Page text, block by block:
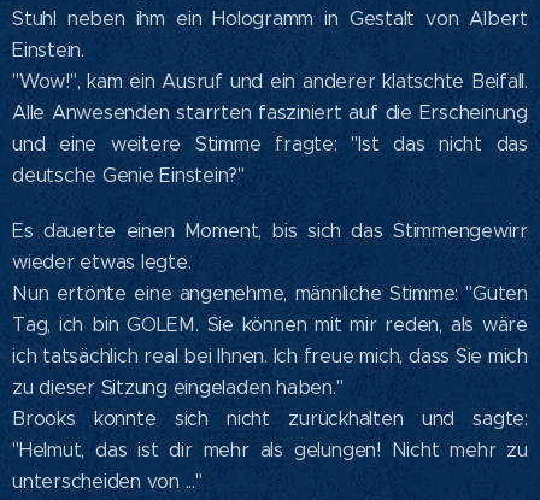
Stuhl neben ihm ein Hologramm in Gestalt von Albert
Einstein.
"Wow!", kam ein Ausruf und ein anderer klatschte Beifall.
Alle Anwesenden starrten fasziniert auf die Erscheinung
und eine weitere Stimme fragte: "Ist das nicht das
deutsche Genie Einstein?"
Es dauerte einen Moment, bis sich das Stimmengewirr
wieder etwas legte.
Nun ertönte eine angenehme, männliche Stimme: "Guten
Tag, ich bin GOLEM. Sie können mit mir reden, als wäre
ich tatsächlich real bei Ihnen. Ich freue mich, dass Sie mich
zu dieser Sitzung eingeladen haben."
Brooks konnte sich nicht zurückhalten und sagte:
"Helmut, das ist dir mehr als gelungen! Nicht mehr zu
unterscheiden von ..."